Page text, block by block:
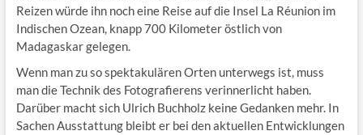
Reizen würde ihn noch eine Reise auf die Insel La Réunion im
Indischen Ozean, knapp 700 Kilometer östlich von
Madagaskar gelegen.
Wenn man zu so spektakulären Orten unterwegs ist, muss
man die Technik des Fotografierens verinnerlicht haben.
Darüber macht sich Ulrich Buchholz keine Gedanken mehr. In
Sachen Ausstattung bleibt er bei den aktuellen Entwicklungen